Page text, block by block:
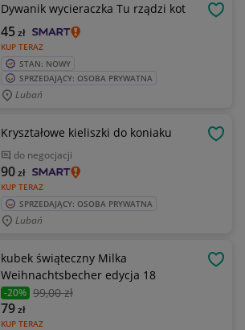
Dywanik wycieraczka Tu rządzi kot
KUP TERAZ
45zł
STAN: NOWY
SPRZEDAJĄCY: OSOBA PRYWATNA
Lubań
Kryształowe kieliszki do koniaku
do negocjacji
KUP TERAZ
90zł
SPRZEDAJĄCY: OSOBA PRYWATNA
Lubań
kubek świąteczny Milka
Weihnachtsbecher edycja 18
-20% 99,00 zł
KUP TERAZ
79zł